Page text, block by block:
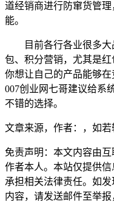
道经销商进行防窜货管
能。
目前各行各业很多大
包、积分营销，尤其是
你想让自己的产品能够
007创业网七哥建议给系
不错的选择。
文章来源，作者：，如若
免责声明：本文内容由
作者本人。本站仅提供
承担相关法律责任。如
内容，请发送邮件至举报